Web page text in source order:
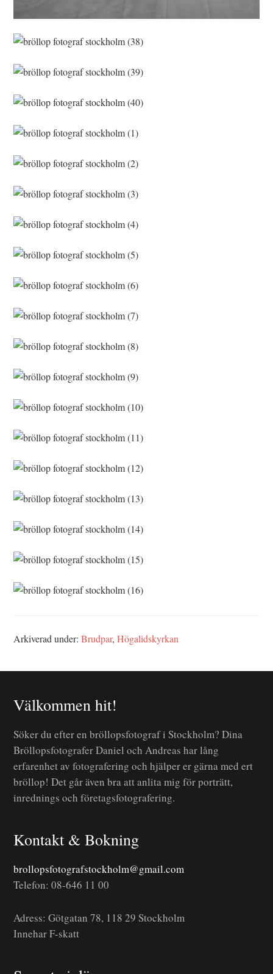
Arkiverad under:Brudpar,Högalidskyrkan
Välkommen hit!
Söker du efter en bröllopsfotograf i Stockholm? Dina
Bröllopsfotografer Daniel och Andreas har lång
erfarenhet av fotografering och hjälper er gärna med ert
bröllop! Det går även bra att anlita mig för porträtt,
inrednings och företagsfotografering.
Kontakt & Bokning
brollopsfotografstockholm@gmail.com
Telefon: 08-646 11 00
Adress: Götgatan 78, 118 29 Stockholm
Innehar F-skatt